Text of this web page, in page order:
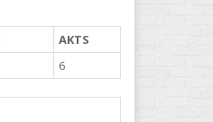
AKTS
6